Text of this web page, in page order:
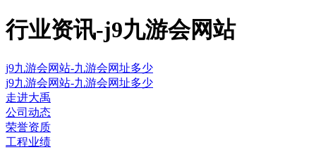
行业资讯-j9九游会网站
j9九游会网站-九游会网址多少
j9九游会网站-九游会网址多少
走进大禹
公司动态
荣誉资质
工程业绩